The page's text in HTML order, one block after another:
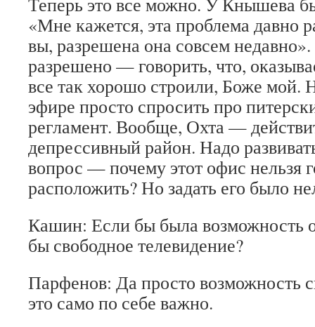
«Мне кажется, эта проблема давно
вы, разрешена она совсем
разрешено — говорить, что,
все так хорошо строили, Боже мой.
эфире просто спросить про
регламент. Вообще, Охта —
депрессивный район. Надо
вопрос — почему этот офис нельзя
расположить? Но задать его было
Кашин: Если бы была возможность
бы свободное телевидение?
Парфенов: Да просто возможность
это само по себе важно.